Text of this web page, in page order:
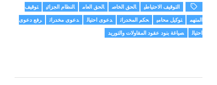
التوقيف الاحتياطي الحق الخاص الحق العام النظام الجزائي
توقيف
المتهم
توكيل محامي حكم المخدرات دعوى احتيال دعوى مخدرات
رفع دعوى
احتيال
صياغة بنود عقود المقاولات والتوريد